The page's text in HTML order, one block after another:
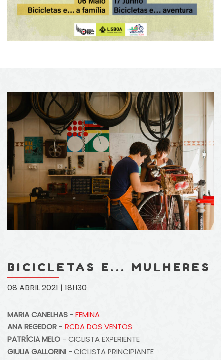
BICICLETAS E... MULHERES
08 ABRIL 2021 | 18H30
MARIA CANELHAS - FEMINA
ANA REGEDOR - RODA DOS VENTOS
PATRÍCIA MELO - CICLISTA EXPERIENTE
GIULIA GALLORINI - CICLISTA PRINCIPIANTE